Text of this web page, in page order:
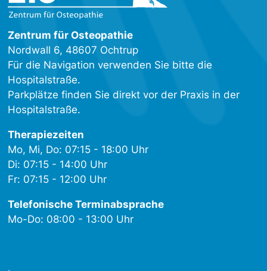
Zentrum für Osteopathie
Nordwall 6, 48607 Ochtrup
Für die Navigation verwenden Sie bitte die
Hospitalstraße.
Parkplätze finden Sie direkt vor der Praxis in der
Hospitalstraße.
Therapiezeiten
Mo, Mi, Do: 07:15 - 18:00 Uhr
Di: 07:15 - 14:00 Uhr
Fr: 07:15 - 12:00 Uhr
Telefonische Terminabsprache
Mo-Do: 08:00 - 13:00 Uhr